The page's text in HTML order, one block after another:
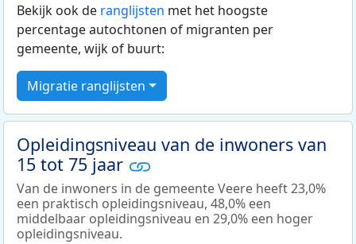
Bekijk ook de ranglijsten met het hoogste
percentage autochtonen of migranten per
gemeente, wijk of buurt:
Migratie ranglijsten
Opleidingsniveau van de inwoners van
15 tot 75 jaar
Van de inwoners in de gemeente Veere heeft 23,0%
een praktisch opleidingsniveau, 48,0% een
middelbaar opleidingsniveau en 29,0% een hoger
opleidingsniveau.